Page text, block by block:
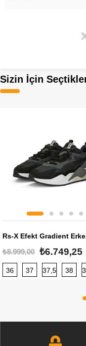
Sizin İçin
₺8.999,00 ₺6.749,25
36 37 37,5 38